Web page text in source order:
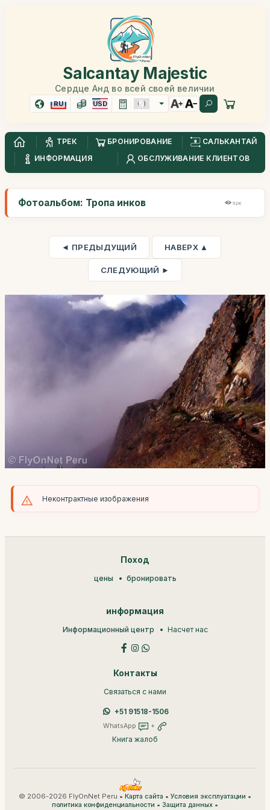
Salcantay Majestic
Сердце Анд во всей своей величии
RU USD
ТРЕК БРОНИРОВАНИЕ
САЛЬКАНТАЙ
ИНФОРМАЦИЯ
ОБСЛУЖИВАНИЕ КЛИЕНТОВ
Фотоальбом: Тропа инков 52K
◄ ПРЕДЫДУЩИЙ НАВЕРХ ▲
СЛЕДУЮЩИЙ ►
Неконтрактные изображения
Поход
цены бронировать
информация
Информационный центр Насчет нас
Контакты
Связаться с нами
+51 91518-1506
WhatsApp +
Книга жалоб
© 2006-2026 FlyOnNet Peru • Карта сайта • Условия эксплуатации •
политика конфиденциальности • Защита данных •